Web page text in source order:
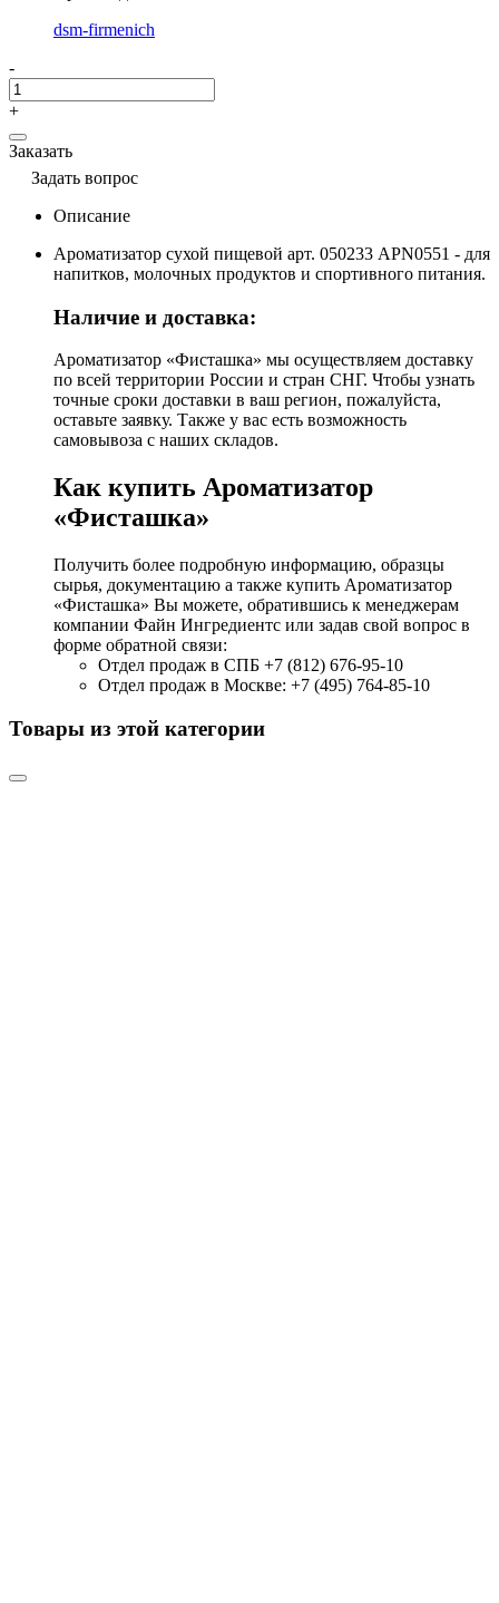
dsm-firmenich
-
+
Заказать
Задать вопрос
Описание
Ароматизатор сухой пищевой арт. 050233 APN0551 - для
напитков, молочных продуктов и спортивного питания.
Наличие и доставка:
Ароматизатор «Фисташка» мы осуществляем доставку
по всей территории России и стран СНГ. Чтобы узнать
точные сроки доставки в ваш регион, пожалуйста,
оставьте заявку. Также у вас есть возможность
самовывоза с наших складов.
Как купить Ароматизатор
«Фисташка»
Получить более подробную информацию, образцы
сырья, документацию а также купить Ароматизатор
«Фисташка» Вы можете, обратившись к менеджерам
компании Файн Ингредиентс или задав свой вопрос в
форме обратной связи:
Отдел продаж в СПБ +7 (812) 676-95-10
Отдел продаж в Москве: +7 (495) 764-85-10
Товары из этой категории